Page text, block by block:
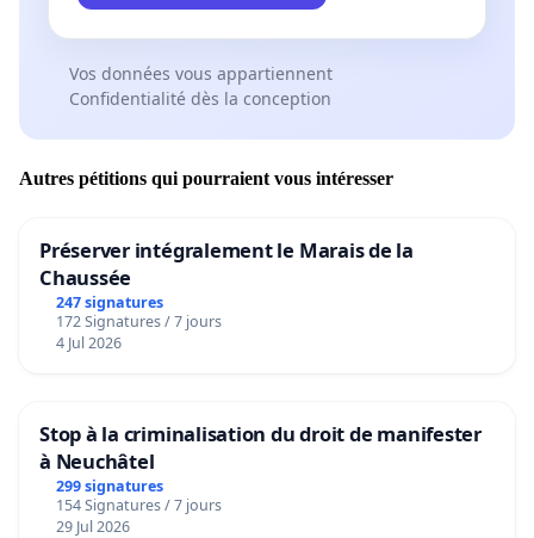
Vos données vous appartiennent
Confidentialité dès la conception
Autres pétitions qui pourraient vous intéresser
Préserver intégralement le Marais de la
Chaussée
247 signatures
172 Signatures / 7 jours
4 Jul 2026
Stop à la criminalisation du droit de manifester
à Neuchâtel
299 signatures
154 Signatures / 7 jours
29 Jul 2026